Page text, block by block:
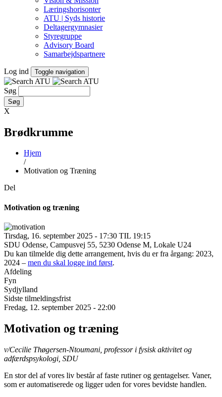
Læringshorisonter
ATU | Syds historie
Deltagergymnasier
Styregruppe
Advisory Board
Samarbejdspartnere
Log ind Toggle navigation
Søg
X
Brødkrumme
Hjem
/
Motivation og Træning
Del
Motivation og træning
Tirsdag, 16. september 2025 - 17:30 TIL 19:15
SDU Odense, Campusvej 55, 5230 Odense M, Lokale U24
Du kan tilmelde dig dette arrangement, hvis du er fra årgang: 2023,
2024 – men du skal logge ind først.
Afdeling
Fyn
Sydjylland
Sidste tilmeldingsfrist
Fredag, 12. september 2025 - 22:00
Motivation og træning
v/Cecilie Thøgersen-Ntoumani, professor i fysisk aktivitet og
adfærdspsykologi, SDU
En stor del af vores liv består af faste rutiner og gentagelser. Vaner,
som er automatiserede og ligger uden for vores bevidste handlen.